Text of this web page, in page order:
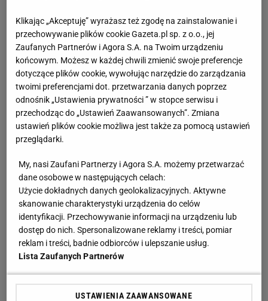
Klikając „Akceptuję” wyrażasz też zgodę na zainstalowanie i
przechowywanie plików cookie Gazeta.pl sp. z o.o., jej
Zaufanych Partnerów i Agora S.A. na Twoim urządzeniu
końcowym. Możesz w każdej chwili zmienić swoje preferencje
dotyczące plików cookie, wywołując narzędzie do zarządzania
twoimi preferencjami dot. przetwarzania danych poprzez
odnośnik „Ustawienia prywatności ” w stopce serwisu i
przechodząc do „Ustawień Zaawansowanych”. Zmiana
ustawień plików cookie możliwa jest także za pomocą ustawień
przeglądarki.
My, nasi Zaufani Partnerzy i Agora S.A. możemy przetwarzać
dane osobowe w następujących celach:
Użycie dokładnych danych geolokalizacyjnych. Aktywne
skanowanie charakterystyki urządzenia do celów
identyfikacji. Przechowywanie informacji na urządzeniu lub
dostęp do nich. Spersonalizowane reklamy i treści, pomiar
reklam i treści, badnie odbiorców i ulepszanie usług.
Lista Zaufanych Partnerów
USTAWIENIA ZAAWANSOWANE